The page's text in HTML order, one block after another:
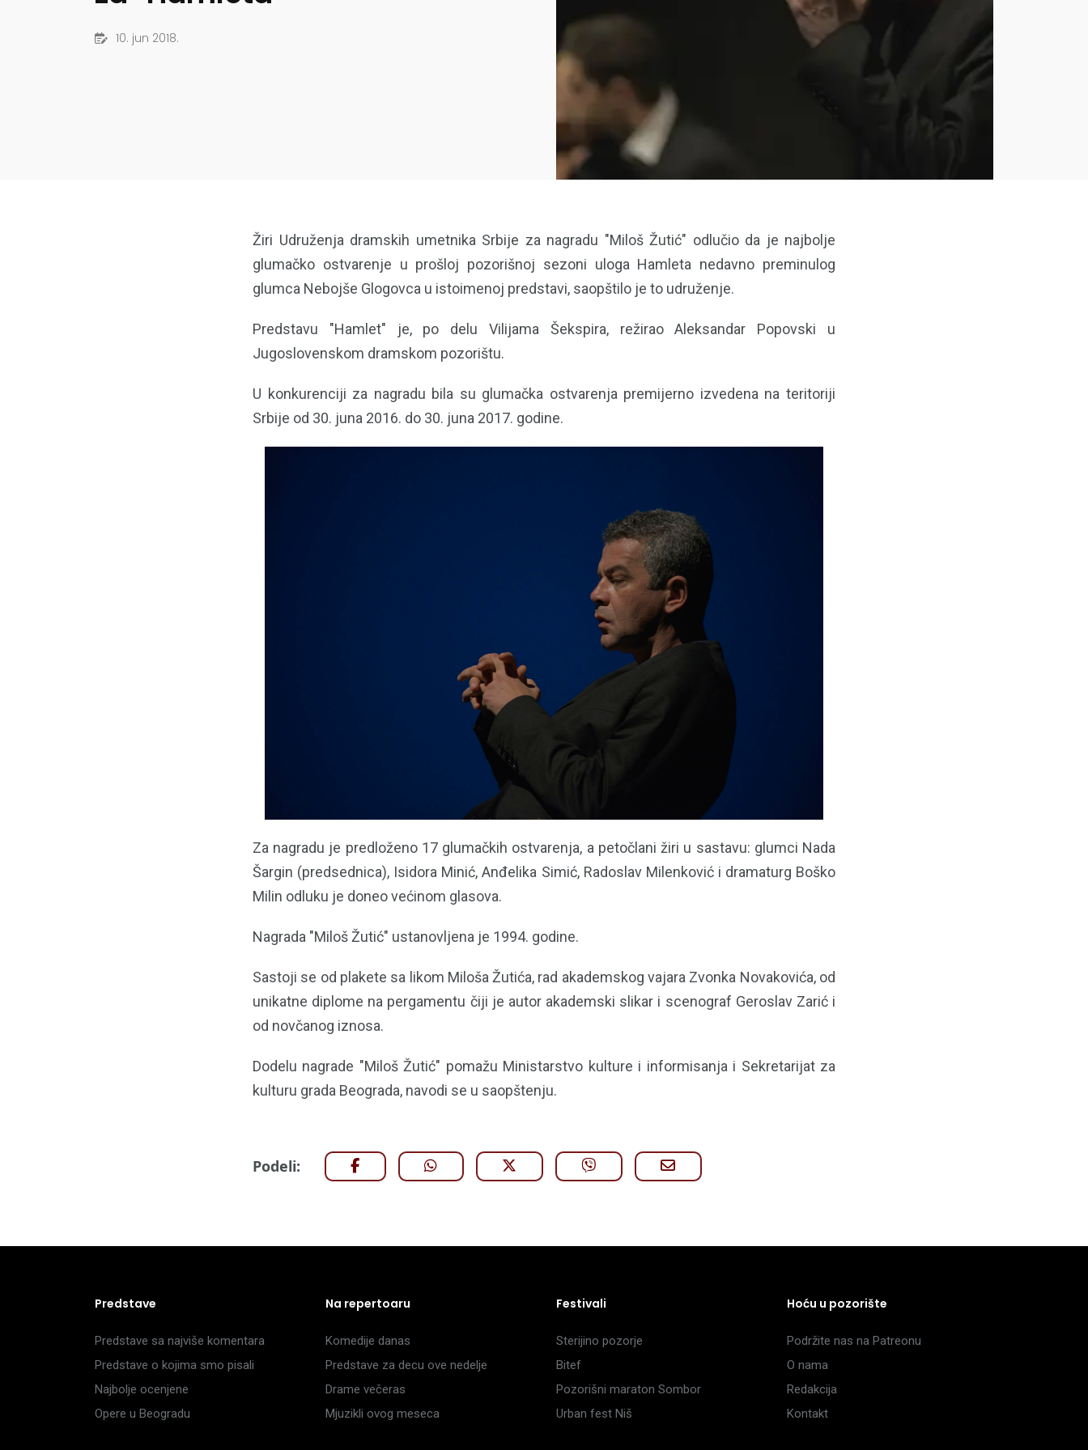
10. jun 2018.
Žiri Udruženja dramskih umetnika Srbije za nagradu "Miloš Žutić" odlučio da je najbolje
glumačko ostvarenje u prošloj pozorišnoj sezoni uloga Hamleta nedavno preminulog
glumca Nebojše Glogovca u istoimenoj predstavi, saopštilo je to udruženje.
Predstavu "Hamlet" je, po delu Vilijama Šekspira, režirao Aleksandar Popovski u
Jugoslovenskom dramskom pozorištu.
U konkurenciji za nagradu bila su glumačka ostvarenja premijerno izvedena na teritoriji
Srbije od 30. juna 2016. do 30. juna 2017. godine.
Za nagradu je predloženo 17 glumačkih ostvarenja, a petočlani žiri u sastavu: glumci Nada
Šargin (predsednica), Isidora Minić, Anđelika Simić, Radoslav Milenković i dramaturg Boško
Milin odluku je doneo većinom glasova.
Nagrada "Miloš Žutić" ustanovljena je 1994. godine.
Sastoji se od plakete sa likom Miloša Žutića, rad akademskog vajara Zvonka Novakovića, od
unikatne diplome na pergamentu čiji je autor akademski slikar i scenograf Geroslav Zarić i
od novčanog iznosa.
Dodelu nagrade "Miloš Žutić" pomažu Ministarstvo kulture i informisanja i Sekretarijat za
kulturu grada Beograda, navodi se u saopštenju.
Podeli:
Predstave
Predstave sa najviše komentara
Predstave o kojima smo pisali
Najbolje ocenjene
Opere u Beogradu
Na repertoaru
Komedije danas
Predstave za decu ove nedelje
Drame večeras
Mjuzikli ovog meseca
Festivali
Sterijino pozorje
Bitef
Pozorišni maraton Sombor
Urban fest Niš
Hoću u pozorište
Podržite nas na Patreonu
O nama
Redakcija
Kontakt